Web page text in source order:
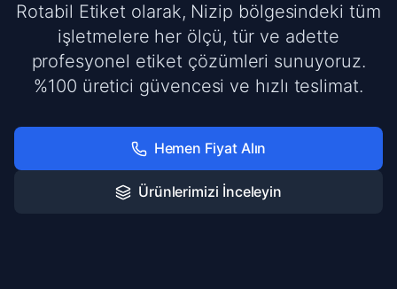
Rotabil Etiket olarak, Nizip bölgesindeki tüm
işletmelere her ölçü, tür ve adette
profesyonel etiket çözümleri sunuyoruz.
%100 üretici güvencesi ve hızlı teslimat.
Hemen Fiyat Alın
Ürünlerimizi İnceleyin